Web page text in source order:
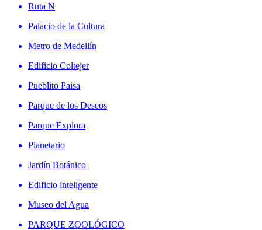
Ruta N
Palacio de la Cultura
Metro de Medellín
Edificio Coltejer
Pueblito Paisa
Parque de los Deseos
Parque Explora
Planetario
Jardín Botánico
Edificio inteligente
Museo del Agua
PARQUE ZOOLÓGICO